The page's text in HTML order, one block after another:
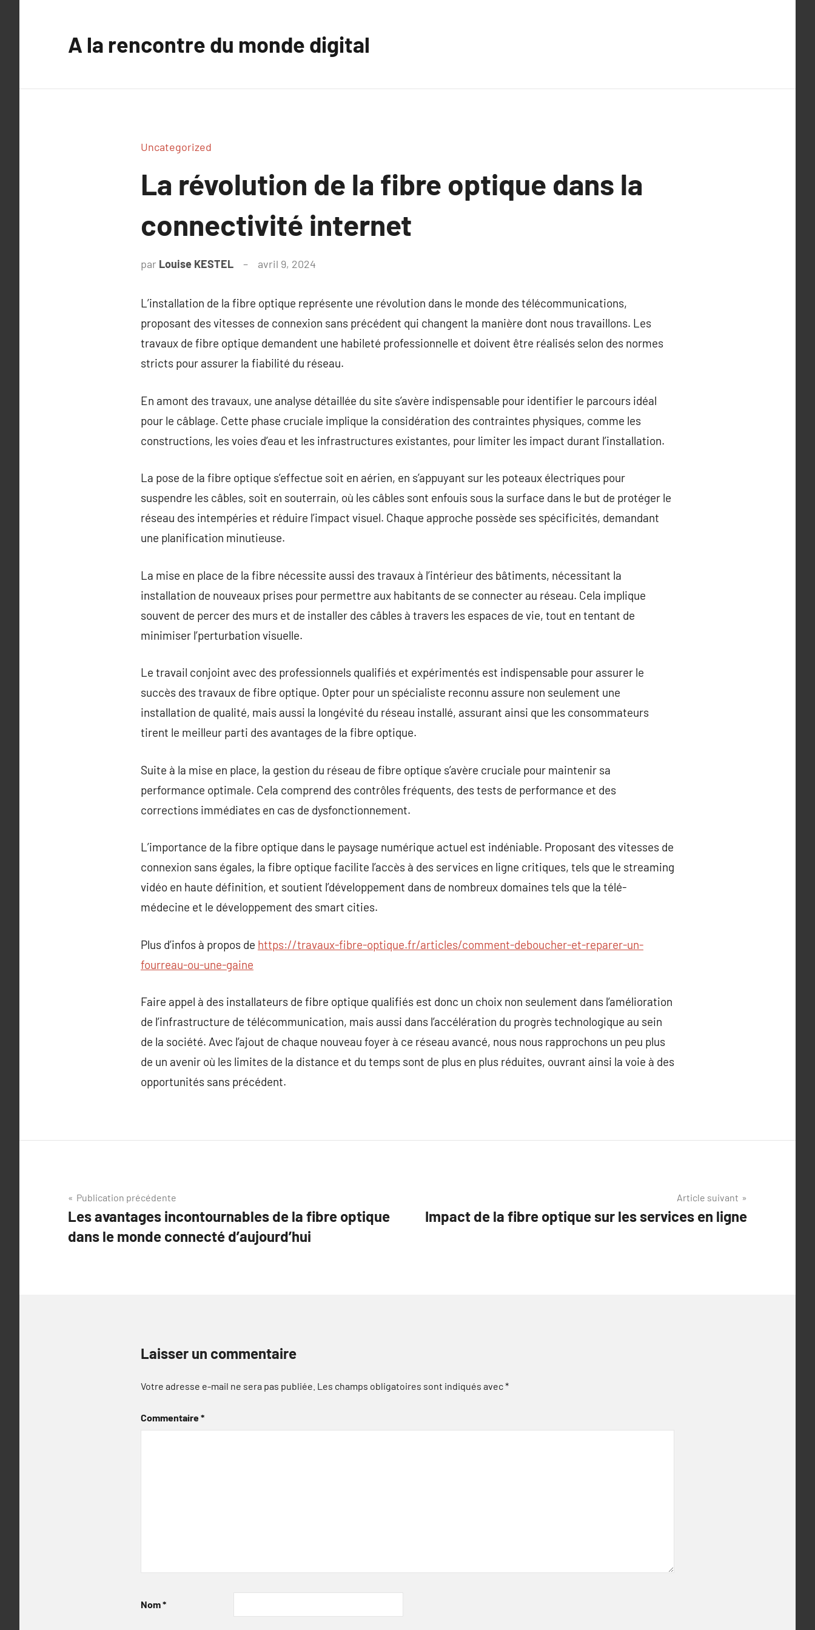
A la rencontre du monde digital
Uncategorized
La révolution de la fibre optique dans la
connectivité internet
par Louise KESTEL avril 9, 2024
L’installation de la fibre optique représente une révolution dans le monde des télécommunications,
proposant des vitesses de connexion sans précédent qui changent la manière dont nous travaillons. Les
travaux de fibre optique demandent une habileté professionnelle et doivent être réalisés selon des normes
stricts pour assurer la fiabilité du réseau.
En amont des travaux, une analyse détaillée du site s’avère indispensable pour identifier le parcours idéal
pour le câblage. Cette phase cruciale implique la considération des contraintes physiques, comme les
constructions, les voies d’eau et les infrastructures existantes, pour limiter les impact durant l’installation.
La pose de la fibre optique s’effectue soit en aérien, en s’appuyant sur les poteaux électriques pour
suspendre les câbles, soit en souterrain, où les câbles sont enfouis sous la surface dans le but de protéger le
réseau des intempéries et réduire l’impact visuel. Chaque approche possède ses spécificités, demandant
une planification minutieuse.
La mise en place de la fibre nécessite aussi des travaux à l’intérieur des bâtiments, nécessitant la
installation de nouveaux prises pour permettre aux habitants de se connecter au réseau. Cela implique
souvent de percer des murs et de installer des câbles à travers les espaces de vie, tout en tentant de
minimiser l’perturbation visuelle.
Le travail conjoint avec des professionnels qualifiés et expérimentés est indispensable pour assurer le
succès des travaux de fibre optique. Opter pour un spécialiste reconnu assure non seulement une
installation de qualité, mais aussi la longévité du réseau installé, assurant ainsi que les consommateurs
tirent le meilleur parti des avantages de la fibre optique.
Suite à la mise en place, la gestion du réseau de fibre optique s’avère cruciale pour maintenir sa
performance optimale. Cela comprend des contrôles fréquents, des tests de performance et des
corrections immédiates en cas de dysfonctionnement.
L’importance de la fibre optique dans le paysage numérique actuel est indéniable. Proposant des vitesses de
connexion sans égales, la fibre optique facilite l’accès à des services en ligne critiques, tels que le streaming
vidéo en haute définition, et soutient l’développement dans de nombreux domaines tels que la télé-
médecine et le développement des smart cities.
Plus d’infos à propos de https://travaux-fibre-optique.fr/articles/comment-deboucher-et-reparer-un-
fourreau-ou-une-gaine
Faire appel à des installateurs de fibre optique qualifiés est donc un choix non seulement dans l’amélioration
de l’infrastructure de télécommunication, mais aussi dans l’accélération du progrès technologique au sein
de la société. Avec l’ajout de chaque nouveau foyer à ce réseau avancé, nous nous rapprochons un peu plus
de un avenir où les limites de la distance et du temps sont de plus en plus réduites, ouvrant ainsi la voie à des
opportunités sans précédent.
Navigation
de
l’article
Publication précédente
Les avantages incontournables de la fibre optique
dans le monde connecté d’aujourd’hui
Article suivant
Impact de la fibre optique sur les services en ligne
Laisser un commentaire
Votre adresse e-mail ne sera pas publiée. Les champs obligatoires sont indiqués avec*
Commentaire*
Nom*